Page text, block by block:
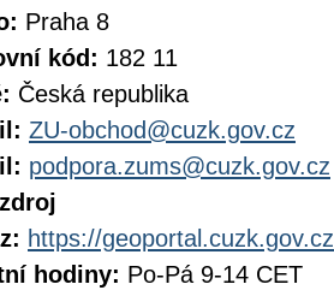
Praha 8
kód: 182 11
Česká republika
ZU-obchod@cuzk.gov.cz
podpora.zums@cuzk.gov.cz
https://geoportal.cuzk.gov.cz
hodiny: Po-Pá 9-14 CET